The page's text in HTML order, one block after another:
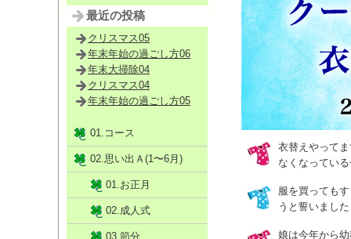
衣替えやって
なくなってい
服を買っても
うと誓いまし
娘は今年から
最近の投稿
クリスマス05
年末年始の過ごし方06
年末大掃除04
クリスマス04
年末年始の過ごし方05
01.コース
02.思い出Ａ(1〜6月)
01.お正月
02.成人式
03.節分